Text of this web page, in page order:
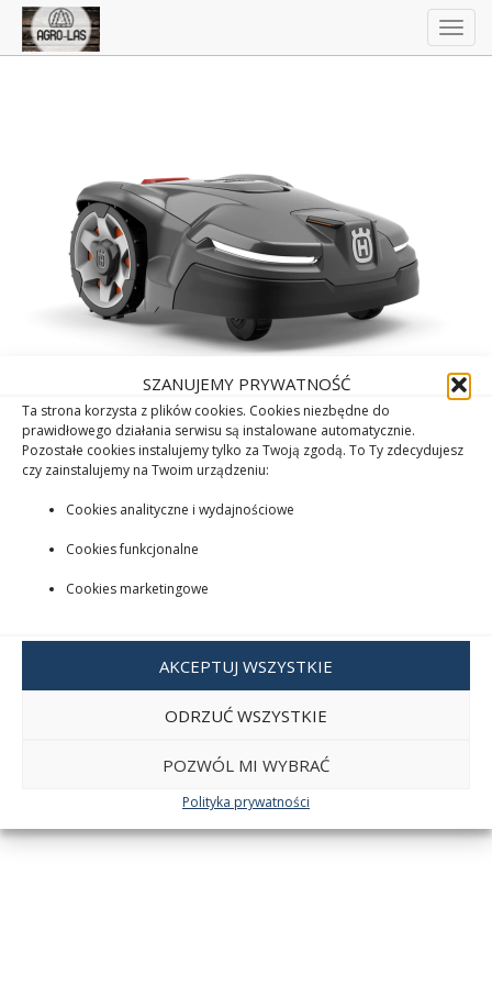
SZANUJEMY PRYWATNOŚĆ
Ta strona korzysta z plików cookies. Cookies niezbędne do
prawidłowego działania serwisu są instalowane automatycznie.
Pozostałe cookies instalujemy tylko za Twoją zgodą. To Ty zdecydujesz
czy zainstalujemy na Twoim urządzeniu:
Cookies analityczne i wydajnościowe
Cookies funkcjonalne
Cookies marketingowe
AKCEPTUJ WSZYSTKIE
ODRZUĆ WSZYSTKIE
POZWÓL MI WYBRAĆ
Polityka prywatności